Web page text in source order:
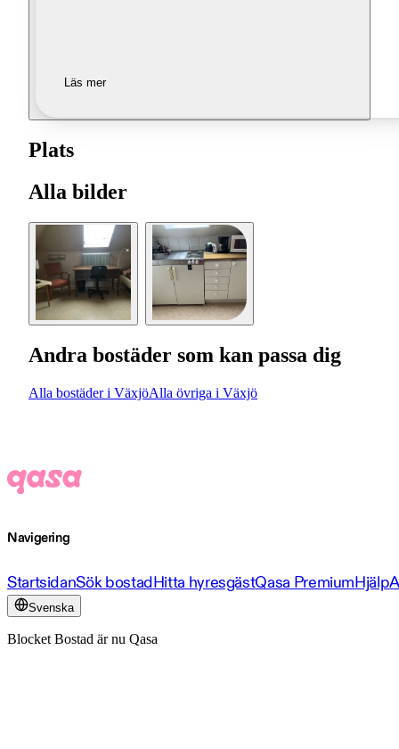
Läs mer
Plats
Alla bilder
Andra bostäder som kan passa dig
Alla bostäder i VäxjöAlla övriga i Växjö
Navigering
StartsidanSök bostadHitta hyresgästQasa PremiumHjälp
Svenska
Blocket Bostad är nu Qasa